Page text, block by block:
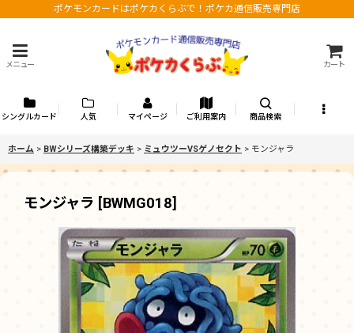
ポケモンカードはポケカくらぶで！ポケカ通信販売専門店
メニュー カート
シングルカード 人気 マイページ ご利用案内 商品検索
ホーム > BWシリーズ構築デッキ > ミュウツーVSゲノセクト > モンジャラ
モンジャラ [BWMG018]